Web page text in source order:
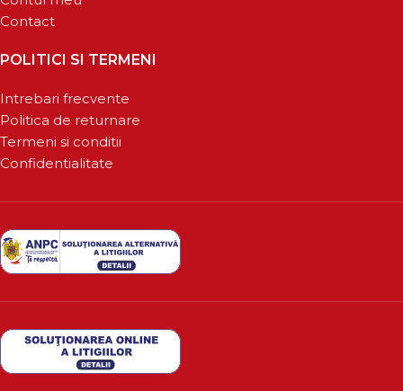
Contact
POLITICI SI TERMENI
Intrebari frecvente
Politica de returnare
Termeni si conditii
Confidentialitate